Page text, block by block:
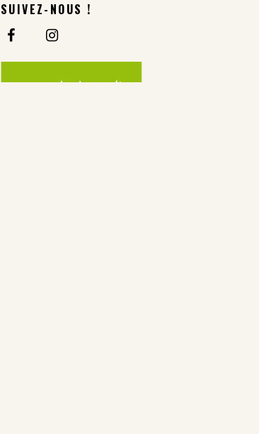
SUIVEZ-NOUS !